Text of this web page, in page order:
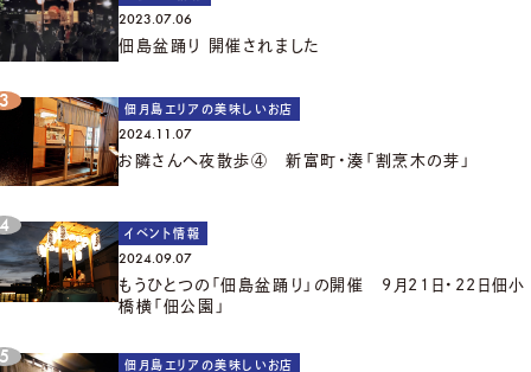
2023.07.06
佃島盆踊り 開催されました
佃月島エリアの美味しいお店
2024.11.07
お隣さんへ夜散歩④ 新富町・湊「割烹木の芽」
イベント情報
2024.09.07
もうひとつの「佃島盆踊り」の開催 9月21日・22日佃小
橋横「佃公園」
佃月島エリアの美味しいお店